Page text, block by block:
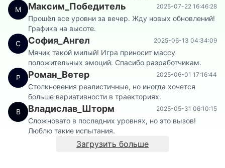
М
Максим_Победитель 2025-07-22 16:46:28
Прошёл все уровни за вечер. Жду новых обновлений!
Графика на высоте.
С
София_Ангел 2025-06-13 04:34:09
Мячик такой милый! Игра приносит массу
положительных эмоций. Спасибо разработчикам.
Р
Роман_Ветер 2025-06-01 17:16:44
Столкновения реалистичные, но иногда хочется
больше вариативности в траекториях.
В
Владислав_Шторм 2025-05-31 06:10:15
Сложновато в последних уровнях, но это вызов!
Люблю такие испытания.
Загрузить больше